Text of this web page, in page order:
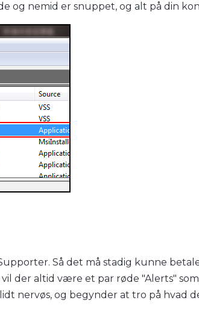
og nemid er snuppet, og alt på din
Så det må stadig kunne
der altid være et par røde "Alerts"
nervøs, og begynder at tro på hvad